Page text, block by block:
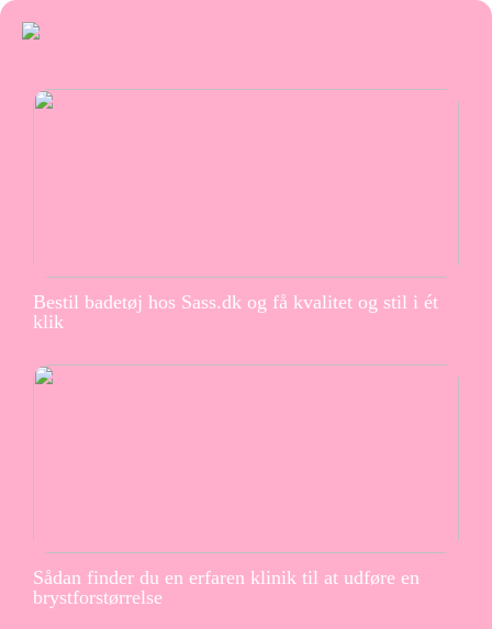
Bestil badetøj hos Sass.dk og få kvalitet og stil i ét
klik
Sådan finder du en erfaren klinik til at udføre en
brystforstørrelse